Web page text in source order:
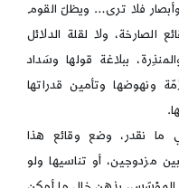
فلا ترى… ويظلّ القوم
الصارخة، ولا لقلة الدلائل
ببلاغة قولها وسَداد
ونهوضها وتأمين قدراتها
نقدر، وضع وقائع هذا
بين مزدوجين، أو تناسيها ولو